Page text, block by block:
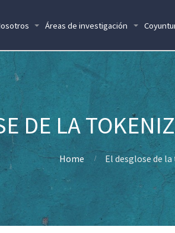
Áreas de investigación
DE LA
Home El desglose de